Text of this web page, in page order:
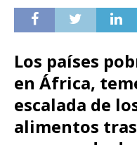
Los países
en África,
escalada de
alimentos